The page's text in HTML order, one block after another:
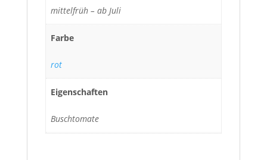
mittelfrüh – ab Juli
Farbe
rot
Eigenschaften
Buschtomate